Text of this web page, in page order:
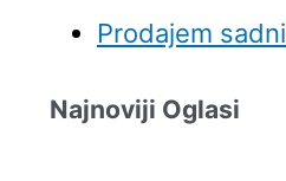
Prodajem
Najnoviji Oglasi